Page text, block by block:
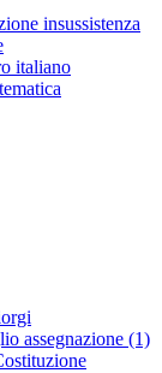
insussistenza
italiano
assegnazione (1)